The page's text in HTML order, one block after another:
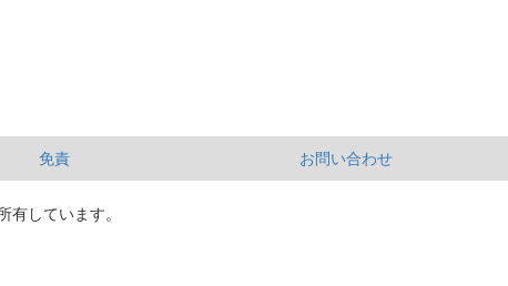
免責 お問い合わせ
しています。